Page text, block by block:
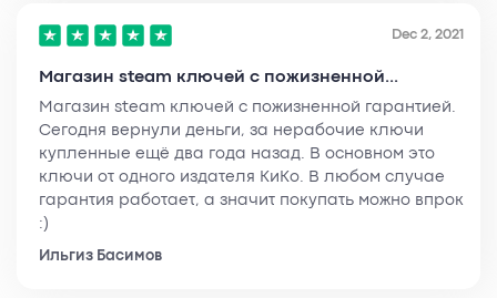
Dec 2, 2021
Магазин steam ключей с пожизненной...
Магазин steam ключей с пожизненной гарантией.
Сегодня вернули деньги, за нерабочие ключи
купленные ещё два года назад. В основном это
ключи от одного издателя КиКо. В любом случае
гарантия работает, а значит покупать можно впрок
:)
Ильгиз Басимов